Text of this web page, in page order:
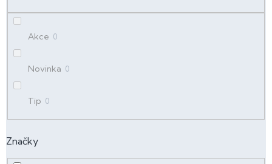
ů
Akce 0
Novinka 0
Tip 0
Značky